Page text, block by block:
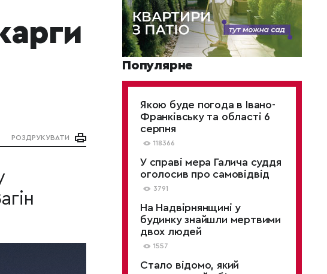
РОЗДРУКУВАТИ
Популярне
Якою буде погода в Івано-
Франківську та області 6
серпня
118366
У справі мера Галича суддя
оголосив про самовідвід
3791
На Надвірнянщині у
будинку знайшли мертвими
двох людей
1557
Стало відомо, який